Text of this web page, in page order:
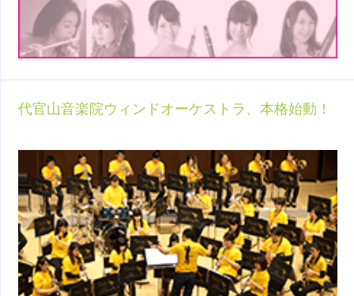
代官山音楽院ウィンドオーケストラ、本格始動！